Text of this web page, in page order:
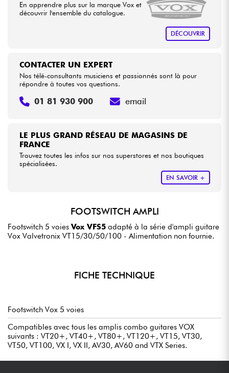
Voir nos marques
En apprendre plus sur la marque Vox et
découvrir l'ensemble du catalogue.
DÉCOUVRIR
LE PLUS GRAND RÉSEAU DE MAGASINS DE
FRANCE
Trouvez toutes les infos sur nos superstores et nos boutiques
spécialisées.
EN SAVOIR +
CONTACTER UN EXPERT
Nos télé-consultants musiciens et passionnés sont là pour
répondre à toutes vos questions.
01 81 930 900 email
FOOTSWITCH AMPLI
Footswitch 5 voiesVox VFS5 adapté à la série d'ampli guitare
Vox Valvetronix VT15/30/50/100 - Alimentation non fournie.
FICHE TECHNIQUE
Footswitch Vox 5 voies
Compatibles avec tous les amplis combo guitares VOX
suivants : VT20+, VT40+, VT80+, VT120+, VT15, VT30,
VT50, VT100, VX I, VX II, AV30, AV60 and VTX Series.